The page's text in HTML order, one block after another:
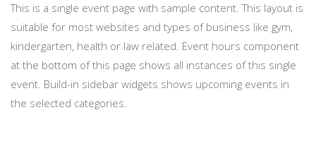
This is a single event page with sample content. This layout is
suitable for most websites and types of business like gym,
kindergarten, health or law related. Event hours component
at the bottom of this page shows all instances of this single
event. Build-in sidebar widgets shows upcoming events in
the selected categories.